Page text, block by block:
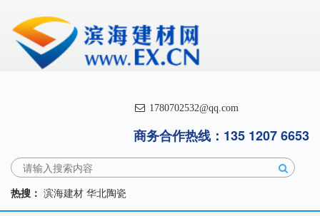
1780702532@qq.com
商务合作热线：135 1207 6653
热搜： 滨海建材 华北陶瓷